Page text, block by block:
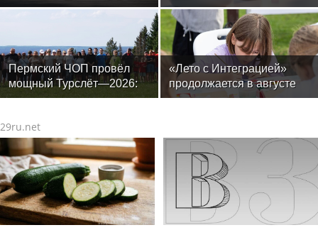
превысили $50 млн
рационе ускоряет
изнашивание тканей
Пермский ЧОП провёл
мощный Турслёт—2026:
фото, результаты и
мероприятия
«Лето с Интеграцией»
продолжается в августе
— заключительный месяц
29ru.net